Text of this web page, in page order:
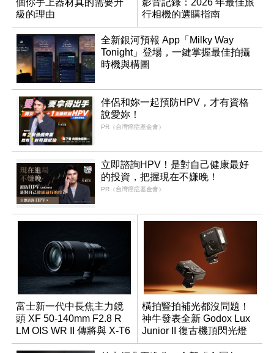
級的理由
行相機的選購指南
全新銀河預報 App「Milky Way
Tonight」登場，一鍵掌握最佳拍攝
時機與構圖
伴侶和妳一起預防HPV，才有資格
說愛妳！
PR（台灣癌症基金會）
立即諮詢HPV！是對自己健康最好
的投資，把握現在不嫌晚！
PR（台灣癌症基金會）
富士新一代中長焦主力鏡
頭 XF 50-140mm F2.8 R
LM OIS WR II 傳將與 X-T6
同步亮相
橫拍豎拍補光都沒問題！
神牛發表全新 Godox Lux
Junior II 復古機頂閃光燈